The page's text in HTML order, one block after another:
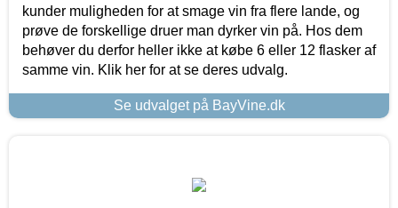
kunder muligheden for at smage vin fra flere lande, og
prøve de forskellige druer man dyrker vin på. Hos dem
behøver du derfor heller ikke at købe 6 eller 12 flasker af
samme vin. Klik her for at se deres udvalg.
Se udvalget på BayVine.dk